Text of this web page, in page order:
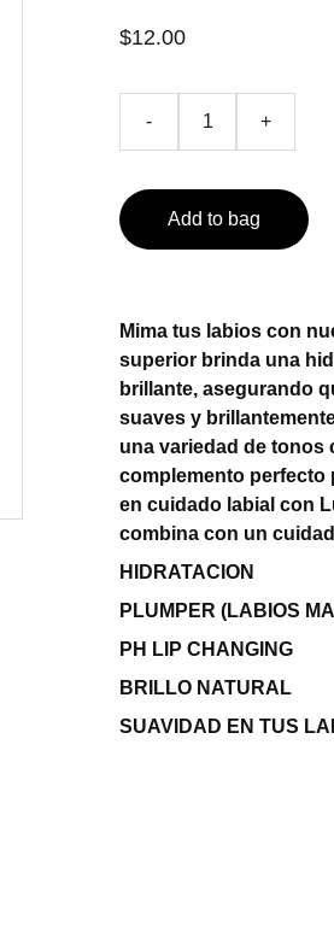
$12.00
- +
Add to bag
Mima tus labios con
superior brinda una
brillante, asegurando
suaves y
una variedad de tonos
complemento perfecto
en cuidado labial con
combina con un
HIDRATACION
PLUMPER (LABIOS
PH LIP CHANGING
BRILLO NATURAL
SUAVIDAD EN TUS